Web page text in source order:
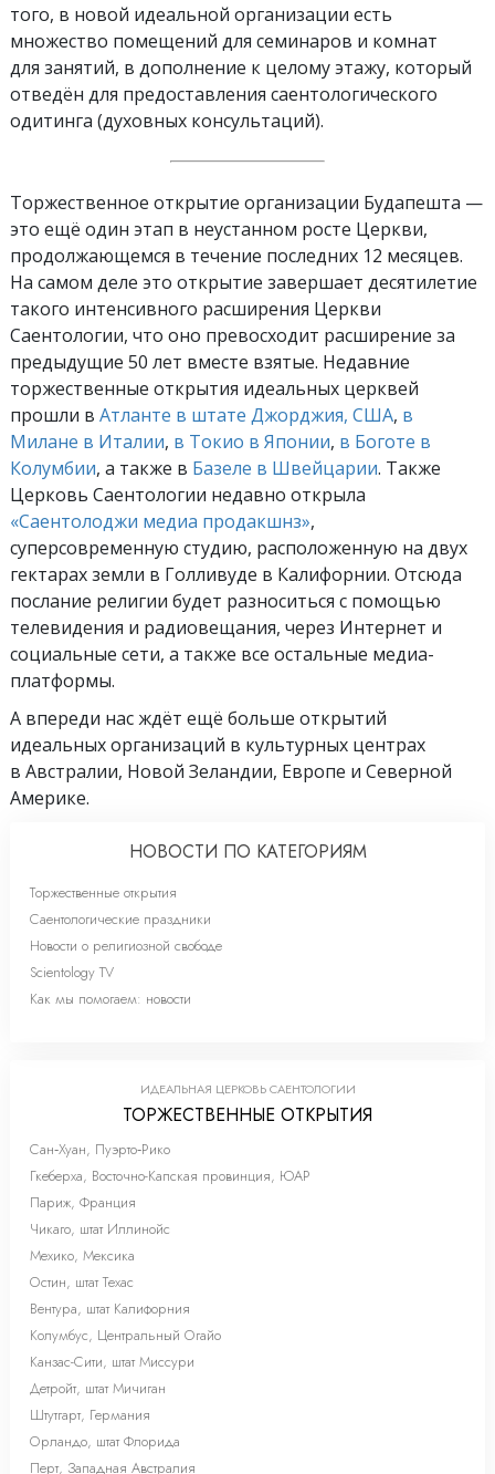
того, в новой идеальной организации есть
множество помещений для семинаров и комнат
для занятий, в дополнение к целому этажу, который
отведён для предоставления саентологического
одитинга (духовных консультаций).
Торжественное открытие организации Будапешта —
это ещё один этап в неустанном росте Церкви,
продолжающемся в течение последних 12 месяцев.
На самом деле это открытие завершает десятилетие
такого интенсивного расширения Церкви
Саентологии, что оно превосходит расширение за
предыдущие 50 лет вместе взятые. Недавние
торжественные открытия идеальных церквей
прошли в Атланте в штате Джорджия, США, в
Милане в Италии, в Токио в Японии, в Боготе в
Колумбии, а также в Базеле в Швейцарии. Также
Церковь Саентологии недавно открыла
«Саентолоджи медиа продакшнз»,
суперсовременную студию, расположенную на двух
гектарах земли в Голливуде в Калифорнии. Отсюда
послание религии будет разноситься с помощью
телевидения и радиовещания, через Интернет и
социальные сети, а также все остальные медиа-
платформы.
А впереди нас ждёт ещё больше открытий
идеальных организаций в культурных центрах
в Австралии, Новой Зеландии, Европе и Северной
Америке.
НОВОСТИ ПО КАТЕГОРИЯМ
Торжественные открытия
Саентологические праздники
Новости о религиозной свободе
Scientology TV
Как мы помогаем: новости
ИДЕАЛЬНАЯ ЦЕРКОВЬ САЕНТОЛОГИИ
ТОРЖЕСТВЕННЫЕ ОТКРЫТИЯ
Сан‑Хуан, Пуэрто‑Рико
Гкеберха, Восточно-Капская провинция, ЮАР
Париж, Франция
Чикаго, штат Иллинойс
Мехико, Мексика
Остин, штат Техас
Вентура, штат Калифорния
Колумбус, Центральный Огайо
Канзас-Сити, штат Миссури
Детройт, штат Мичиган
Штутгарт, Германия
Орландо, штат Флорида
Перт, Западная Австралия